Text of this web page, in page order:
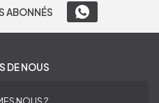
ABONNÉS
DE NOUS